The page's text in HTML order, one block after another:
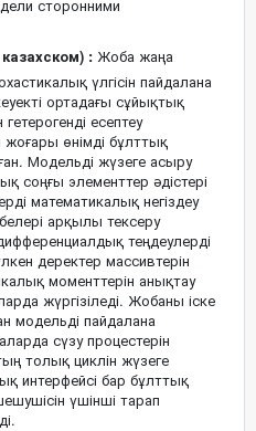
сторонними
: Жоба жаңа
үлгісін пайдалана
ортадағы сұйықтық
есептеу
жоғары өнімді бұлттық
Модельді жүзеге асыру
соңғы элементтер әдістері
математикалық негіздеу
арқылы тексеру
теңдеулерді
деректер массивтерін
моменттерін анықтау
жүргізіледі. Жобаны іске
модельді пайдалана
сүзу процестерін
толық циклін жүзеге
интерфейсі бар бұлттық
үшінші тарап